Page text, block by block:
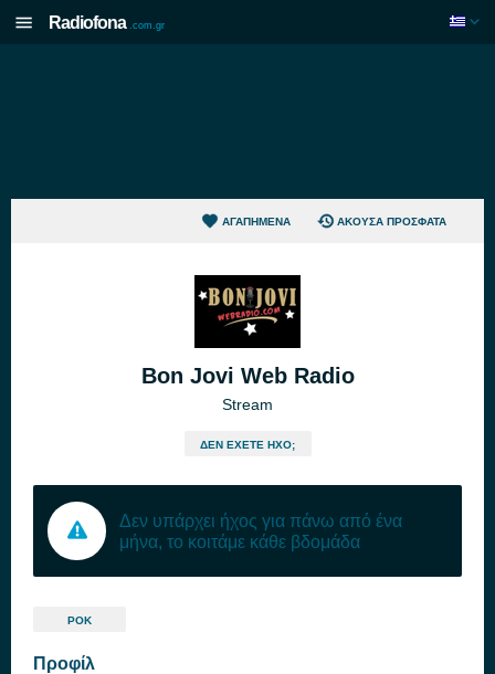
Radiofona .com.gr
ΑΓΑΠΗΜΈΝΑ ΆΚΟΥΣΑ ΠΡΌΣΦΑΤΑ
Bon Jovi Web Radio
Stream
ΔΕΝ ΈΧΕΤΕ ΉΧΟ;
Δεν υπάρχει ήχος για πάνω από ένα
μήνα, το κοιτάμε κάθε βδομάδα
ΡΟΚ
Προφίλ